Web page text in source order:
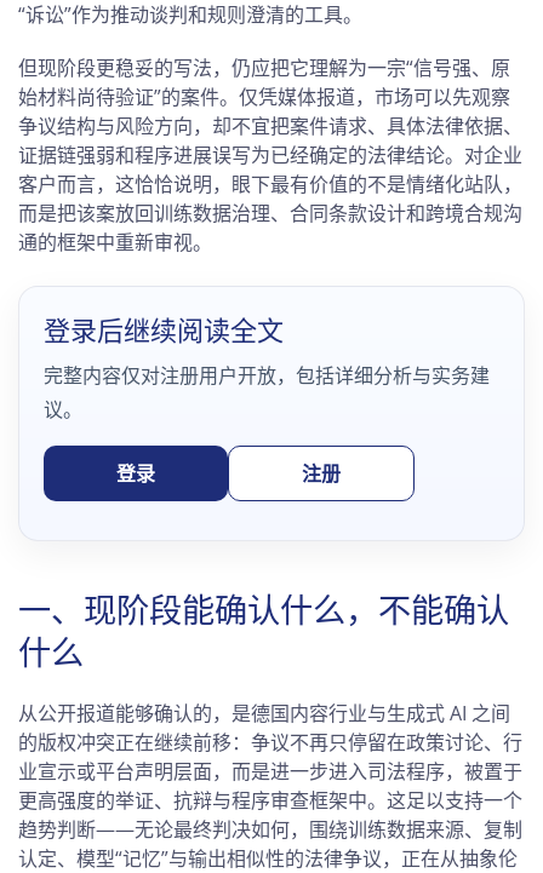
“诉讼”作为推动谈判和规则澄清的工具。
但现阶段更稳妥的写法，仍应把它理解为一宗“信号强、原
始材料尚待验证”的案件。仅凭媒体报道，市场可以先观察
争议结构与风险方向，却不宜把案件请求、具体法律依据、
证据链强弱和程序进展误写为已经确定的法律结论。对企业
客户而言，这恰恰说明，眼下最有价值的不是情绪化站队，
而是把该案放回训练数据治理、合同条款设计和跨境合规沟
通的框架中重新审视。
登录后继续阅读全文
完整内容仅对注册用户开放，包括详细分析与实务建
议。
登录 注册
一、现阶段能确认什么，不能确认
什么
从公开报道能够确认的，是德国内容行业与生成式 AI 之间
的版权冲突正在继续前移：争议不再只停留在政策讨论、行
业宣示或平台声明层面，而是进一步进入司法程序，被置于
更高强度的举证、抗辩与程序审查框架中。这足以支持一个
趋势判断——无论最终判决如何，围绕训练数据来源、复制
认定、模型“记忆”与输出相似性的法律争议，正在从抽象伦